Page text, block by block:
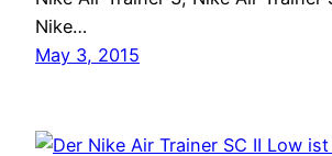
Nike…
May 3, 2015